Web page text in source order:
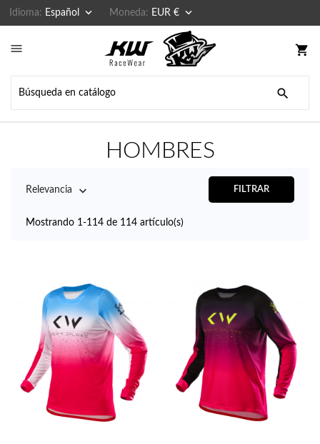
Idioma: Español  Moneda: EUR € 
 shopping_cart

HOMBRES
Relevancia  FILTRAR
Mostrando 1-114 de 114 artículo(s)